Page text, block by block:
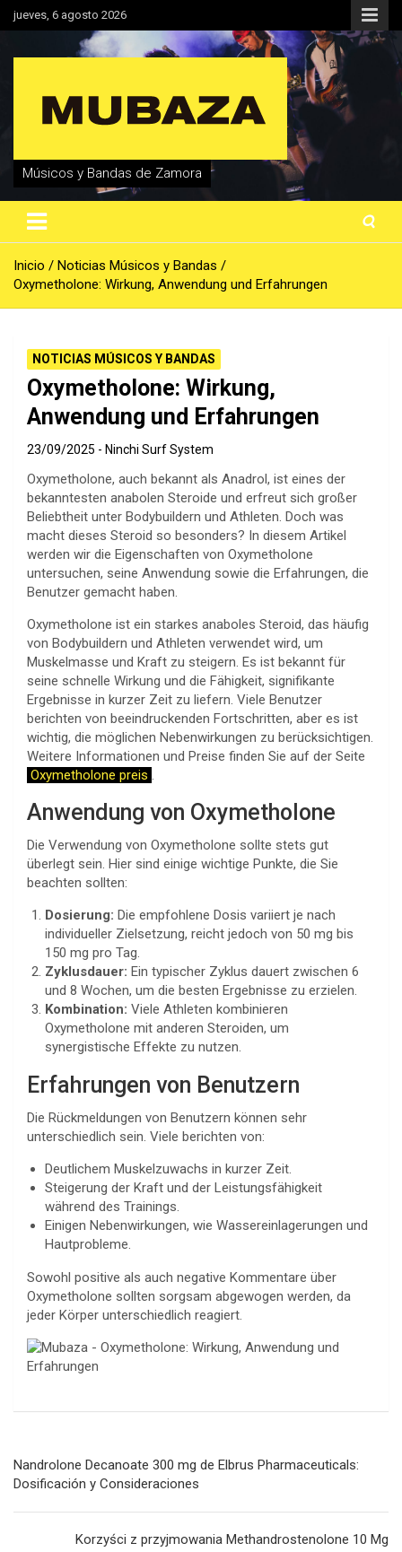
Saltar
al
jueves, 6 agosto 2026
Músicos y Bandas de Zamora
Inicio
Noticias Músicos y Bandas
Oxymetholone: Wirkung, Anwendung und Erfahrungen
NOTICIAS MÚSICOS Y BANDAS
Oxymetholone: Wirkung,
Anwendung und Erfahrungen
23/09/2025 Ninchi Surf System
Oxymetholone, auch bekannt als Anadrol, ist eines der
bekanntesten anabolen Steroide und erfreut sich großer
Beliebtheit unter Bodybuildern und Athleten. Doch was
macht dieses Steroid so besonders? In diesem Artikel
werden wir die Eigenschaften von Oxymetholone
untersuchen, seine Anwendung sowie die Erfahrungen, die
Benutzer gemacht haben.
Oxymetholone ist ein starkes anaboles Steroid, das häufig
von Bodybuildern und Athleten verwendet wird, um
Muskelmasse und Kraft zu steigern. Es ist bekannt für
seine schnelle Wirkung und die Fähigkeit, signifikante
Ergebnisse in kurzer Zeit zu liefern. Viele Benutzer
berichten von beeindruckenden Fortschritten, aber es ist
wichtig, die möglichen Nebenwirkungen zu berücksichtigen.
Weitere Informationen und Preise finden Sie auf der Seite
Oxymetholone preis .
Anwendung von Oxymetholone
Die Verwendung von Oxymetholone sollte stets gut
überlegt sein. Hier sind einige wichtige Punkte, die Sie
beachten sollten:
Dosierung: Die empfohlene Dosis variiert je nach
individueller Zielsetzung, reicht jedoch von 50 mg bis
150 mg pro Tag.
Zyklusdauer: Ein typischer Zyklus dauert zwischen 6
und 8 Wochen, um die besten Ergebnisse zu erzielen.
Kombination: Viele Athleten kombinieren
Oxymetholone mit anderen Steroiden, um
synergistische Effekte zu nutzen.
Erfahrungen von Benutzern
Die Rückmeldungen von Benutzern können sehr
unterschiedlich sein. Viele berichten von:
Deutlichem Muskelzuwachs in kurzer Zeit.
Steigerung der Kraft und der Leistungsfähigkeit
während des Trainings.
Einigen Nebenwirkungen, wie Wassereinlagerungen und
Hautprobleme.
Sowohl positive als auch negative Kommentare über
Oxymetholone sollten sorgsam abgewogen werden, da
jeder Körper unterschiedlich reagiert.
de
entradas
Nandrolone Decanoate 300 mg de Elbrus Pharmaceuticals:
Dosificación y Consideraciones
Korzyści z przyjmowania Methandrostenolone 10 Mg